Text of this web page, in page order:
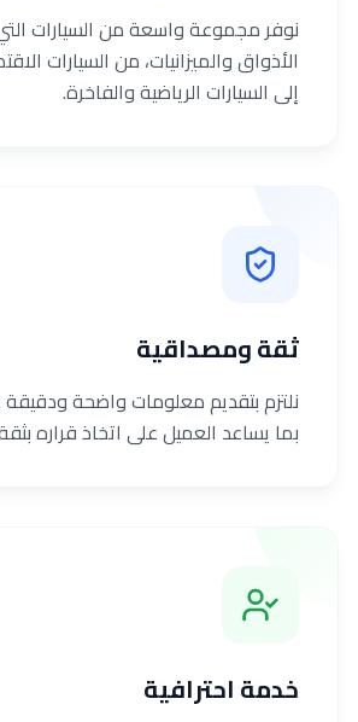
نوفر مجموعة واسعة من السيارات
الأذواق والميزانيات، من السيارات
إلى السيارات الرياضية والفاخرة.
ثقة ومصداقية
نلتزم بتقديم معلومات واضحة
بما يساعد العميل على اتخاذ قراره
خدمة احترافية